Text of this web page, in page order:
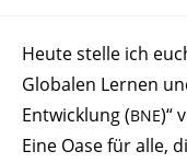
Heute stelle ich
Globalen Lernen
Entwicklung (BNE)“
Eine Oase für alle,